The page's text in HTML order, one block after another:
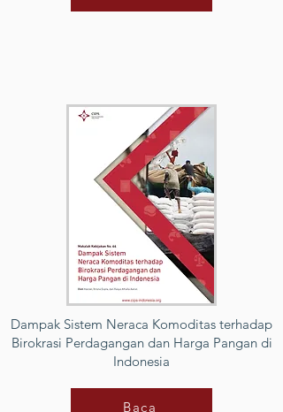
Dampak Sistem Neraca Komoditas terhadap
Birokrasi Perdagangan dan Harga Pangan di
Indonesia
Baca